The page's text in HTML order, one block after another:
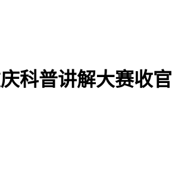
科普讲解大赛收官